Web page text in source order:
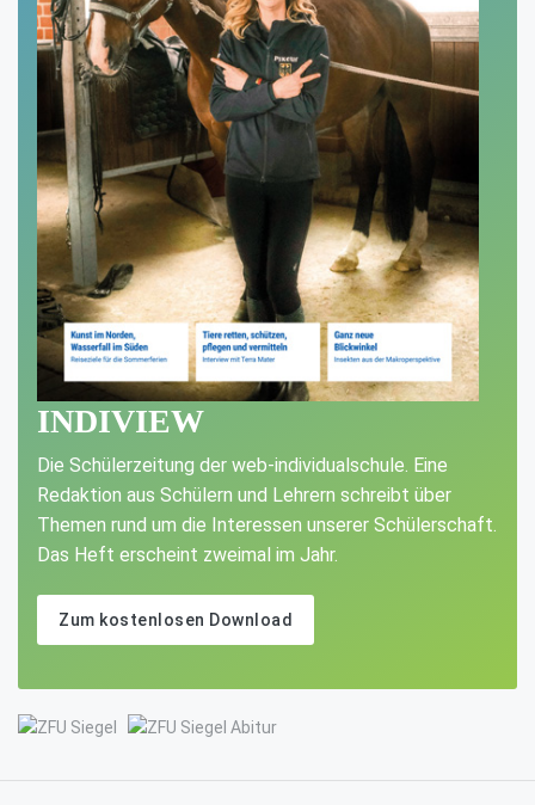
INDIVIEW
Die Schülerzeitung der web-individualschule. Eine
Redaktion aus Schülern und Lehrern schreibt über
Themen rund um die Interessen unserer Schülerschaft.
Das Heft erscheint zweimal im Jahr.
Zum kostenlosen Download